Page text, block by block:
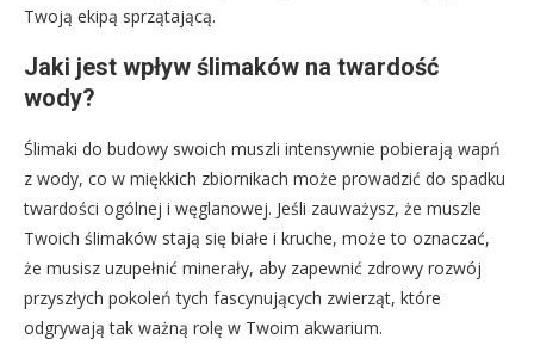
Twoją ekipą sprzątającą.
Jaki jest wpływ ślimaków na twardość
wody?
Ślimaki do budowy swoich muszli intensywnie pobierają wapń
z wody, co w miękkich zbiornikach może prowadzić do spadku
twardości ogólnej i węglanowej. Jeśli zauważysz, że muszle
Twoich ślimaków stają się białe i kruche, może to oznaczać,
że musisz uzupełnić minerały, aby zapewnić zdrowy rozwój
przyszłych pokoleń tych fascynujących zwierząt, które
odgrywają tak ważną rolę w Twoim akwarium.